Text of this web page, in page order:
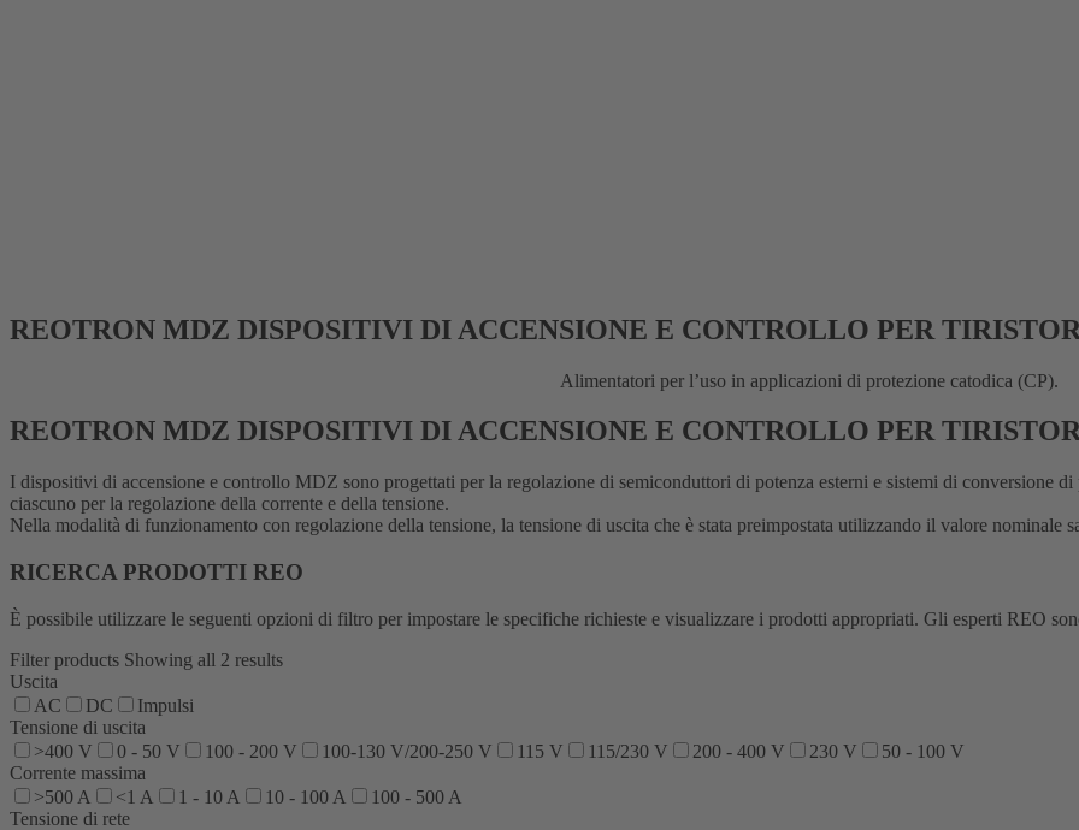
REOTRON MDZ DISPOSITIVI DI ACCENSIONE E CONTROLLO PER
Alimentatori per l’uso in applicazioni di protezione catodica (CP).
REOTRON MDZ DISPOSITIVI DI ACCENSIONE E CONTROLLO PER
I dispositivi di accensione e controllo MDZ sono progettati per la regolazione di semiconduttori di potenza esterni e sistemi di conversione
ciascuno per la regolazione della corrente e della tensione.
Nella modalità di funzionamento con regolazione della tensione, la tensione di uscita che è stata preimpostata utilizzando il valore nominale
RICERCA PRODOTTI REO
È possibile utilizzare le seguenti opzioni di filtro per impostare le specifiche richieste e visualizzare i prodotti appropriati. Gli esperti REO
Filter products Showing all 2 results
Uscita
AC
DC
Impulsi
Tensione di uscita
>400 V
0 - 50 V 100 - 200 V 100-130 V/200-250 V 115 V 115/230 V 200 - 400 V 230 V
50 - 100 V
Corrente massima
>500 A
<1 A 1 - 10 A 10 - 100 A
100 - 500 A
Tensione di rete